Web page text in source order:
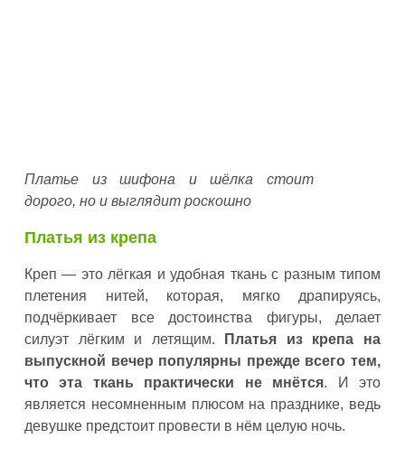
Платье из шифона и шёлка стоит
дорого, но и выглядит роскошно
Платья из крепа
Креп — это лёгкая и удобная ткань с разным типом
плетения нитей, которая, мягко драпируясь,
подчёркивает все достоинства фигуры, делает
силуэт лёгким и летящим.
Платья из крепа на
выпускной вечер популярны прежде всего тем,
что эта ткань практически не мнётся. И это
является несомненным плюсом на празднике, ведь
девушке предстоит провести в нём целую ночь.